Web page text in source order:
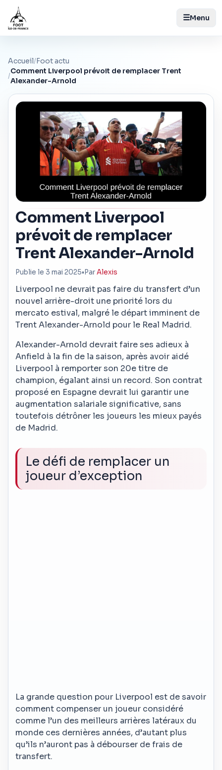
☰Menu
Accueil/Foot actu
/
Comment Liverpool prévoit de remplacer Trent
Alexander-Arnold
Comment Liverpool
prévoit de remplacer
Trent Alexander-Arnold
Publie le 3 mai 2025• ParAlexis
Liverpool ne devrait pas faire du transfert d’un
nouvel arrière-droit une priorité lors du
mercato estival, malgré le départ imminent de
Trent Alexander-Arnold pour le Real Madrid.
Alexander-Arnold devrait faire ses adieux à
Anfield à la fin de la saison, après avoir aidé
Liverpool à remporter son 20e titre de
champion, égalant ainsi un record. Son contrat
proposé en Espagne devrait lui garantir une
augmentation salariale significative, sans
toutefois détrôner les joueurs les mieux payés
de Madrid.
Le défi de remplacer un
joueur d’exception
La grande question pour Liverpool est de savoir
comment compenser un joueur considéré
comme l’un des meilleurs arrières latéraux du
monde ces dernières années, d’autant plus
qu’ils n’auront pas à débourser de frais de
transfert.